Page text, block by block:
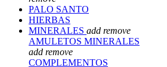
PALO SANTO
HIERBAS
MINERALES add remove
AMULETOS MINERALES
add remove
COMPLEMENTOS